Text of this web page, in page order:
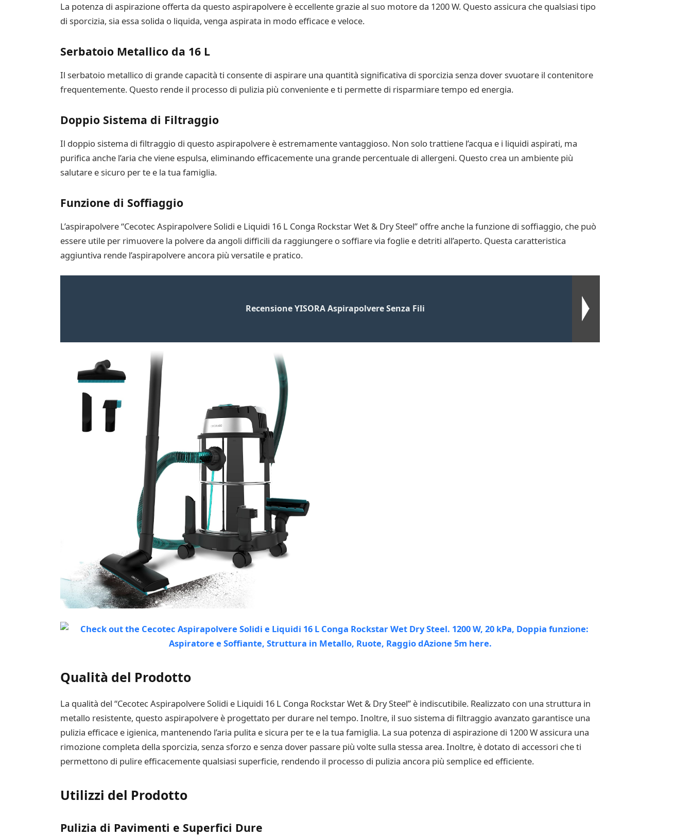
La potenza di aspirazione offerta da questo aspirapolvere è eccellente grazie al suo motore da 1200 W. Questo assicura che qualsiasi tipo
di sporcizia, sia essa solida o liquida, venga aspirata in modo efficace e veloce.
Serbatoio Metallico da 16 L
Il serbatoio metallico di grande capacità ti consente di aspirare una quantità significativa di sporcizia senza dover svuotare il contenitore
frequentemente. Questo rende il processo di pulizia più conveniente e ti permette di risparmiare tempo ed energia.
Doppio Sistema di Filtraggio
Il doppio sistema di filtraggio di questo aspirapolvere è estremamente vantaggioso. Non solo trattiene l’acqua e i liquidi aspirati, ma
purifica anche l’aria che viene espulsa, eliminando efficacemente una grande percentuale di allergeni. Questo crea un ambiente più
salutare e sicuro per te e la tua famiglia.
Funzione di Soffiaggio
L’aspirapolvere “Cecotec Aspirapolvere Solidi e Liquidi 16 L Conga Rockstar Wet & Dry Steel” offre anche la funzione di soffiaggio, che può
essere utile per rimuovere la polvere da angoli difficili da raggiungere o soffiare via foglie e detriti all’aperto. Questa caratteristica
aggiuntiva rende l’aspirapolvere ancora più versatile e pratico.
Recensione YISORA Aspirapolvere Senza Fili
Qualità del Prodotto
La qualità del “Cecotec Aspirapolvere Solidi e Liquidi 16 L Conga Rockstar Wet & Dry Steel” è indiscutibile. Realizzato con una struttura in
metallo resistente, questo aspirapolvere è progettato per durare nel tempo. Inoltre, il suo sistema di filtraggio avanzato garantisce una
pulizia efficace e igienica, mantenendo l’aria pulita e sicura per te e la tua famiglia. La sua potenza di aspirazione di 1200 W assicura una
rimozione completa della sporcizia, senza sforzo e senza dover passare più volte sulla stessa area. Inoltre, è dotato di accessori che ti
permettono di pulire efficacemente qualsiasi superficie, rendendo il processo di pulizia ancora più semplice ed efficiente.
Utilizzi del Prodotto
Pulizia di Pavimenti e Superfici Dure